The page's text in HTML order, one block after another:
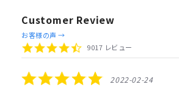
Customer Review
Reviews
carousel
4.4
star
9017 レビュー
お客様の声 →
5.0
2022-02-24